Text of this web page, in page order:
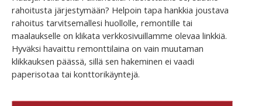
rahoitusta järjestymään? Helpoin tapa hankkia joustava
rahoitus tarvitsemallesi huollolle, remontille tai
maalaukselle on klikata verkkosivuillamme olevaa linkkiä.
Hyväksi havaittu remonttilaina on vain muutaman
klikkauksen päässä, sillä sen hakeminen ei vaadi
paperisotaa tai konttorikäyntejä.